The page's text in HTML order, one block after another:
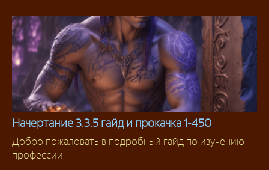
Начертание
Начертание 3.3.5 гайд и прокачка 1-450
Добро пожаловать в подробный гайд по изучению
профессии